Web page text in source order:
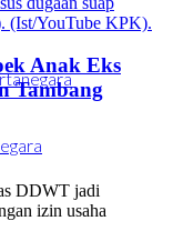
Anak Eks
Tambang
DDWT jadi
izin usaha